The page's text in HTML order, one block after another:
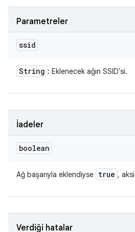
Parametreler
ssid
String : Eklenecek ağın SSID'si.
İadeler
boolean
Ağ başarıyla eklendiyse true ,
Verdiği hatalar